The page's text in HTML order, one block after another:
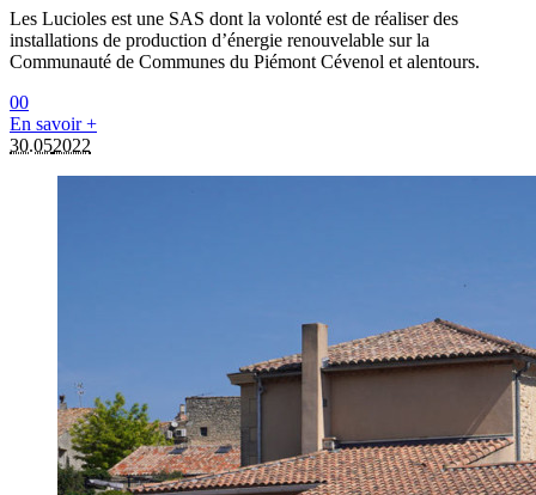
Les Lucioles est une SAS dont la volonté est de réaliser des
installations de production d’énergie renouvelable sur la
Communauté de Communes du Piémont Cévenol et alentours.
00
En savoir +
30.052022